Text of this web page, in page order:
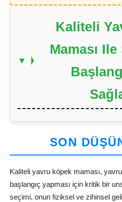
Kaliteli
Maması Ile
SON
Kaliteli yavru köpek maması,
başlangıç yapması için kritik bir
seçimi, onun fiziksel ve zihinsel